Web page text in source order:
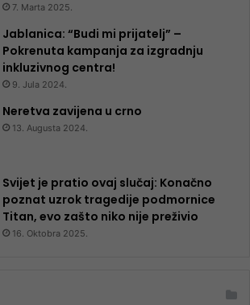
7. Marta 2025.
Jablanica: “Budi mi prijatelj” –
Pokrenuta kampanja za izgradnju
inkluzivnog centra!
9. Jula 2024.
Neretva zavijena u crno
13. Augusta 2024.
Svijet je pratio ovaj slučaj: Konačno
poznat uzrok tragedije podmornice
Titan, evo zašto niko nije preživio
16. Oktobra 2025.